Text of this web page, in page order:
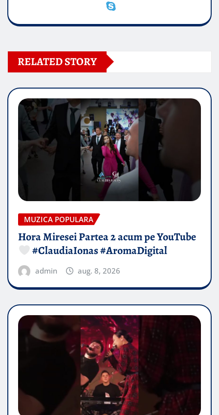
RELATED STORY
MUZICA POPULARA
Hora Miresei Partea 2 acum pe YouTube
#ClaudiaIonas #AromaDigital
admin aug. 8, 2026